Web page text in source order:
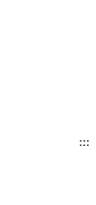
:::